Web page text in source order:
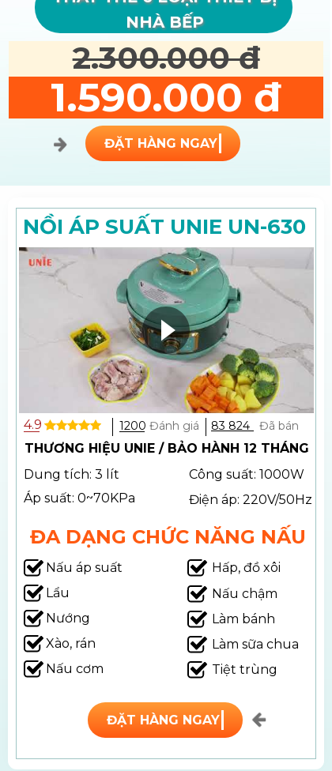
NHÀ BẾP
ĐẶT HÀNG NGAY
1.590.000 đ
2.300.000 đ
NỒI ÁP SUẤT UNIE UN-630
THƯƠNG HIỆU UNIE / BẢO HÀNH 12 THÁNG
4.9 Đánh giá
1200 Đã bán
83 824
ĐA DẠNG CHỨC NĂNG NẤU
Nấu áp suất
Lẩu
Nướng
Xào, rán
Nấu cơm
Hấp, đồ xôi
Nấu chậm
Làm bánh
Làm sữa chua
Tiệt trùng
Dung tích: 3 lít
Công suất: 1000W
Áp suất: 0~70KPa
Điện áp: 220V/50Hz
ĐẶT HÀNG NGAY